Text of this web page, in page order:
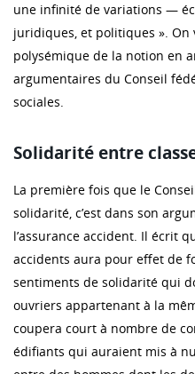
une infinité de variations —
juridiques, et politiques ». On
polysémique de la notion en
argumentaires du Conseil
sociales.
Solidarité entre
La première fois que le
solidarité, c’est dans son
l’assurance accident. Il écrit
accidents aura pour effet de
sentiments de solidarité qui
ouvriers appartenant à la
coupera court à nombre de
édifiants qui auraient mis à